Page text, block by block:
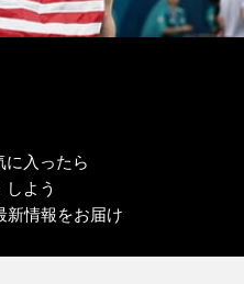
に入ったら
しよう
新情報をお届け